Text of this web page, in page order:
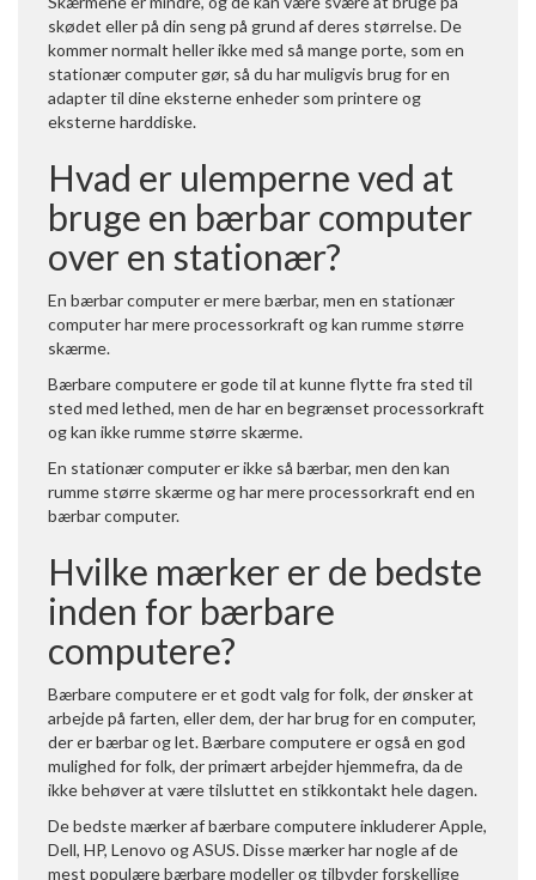
skødet eller på din seng på grund af deres størrelse. De
kommer normalt heller ikke med så mange porte, som en
stationær computer gør, så du har muligvis brug for en
adapter til dine eksterne enheder som printere og
eksterne harddiske.
Hvad er ulemperne ved at
bruge en bærbar computer
over en stationær?
En bærbar computer er mere bærbar, men en stationær
computer har mere processorkraft og kan rumme større
skærme.
Bærbare computere er gode til at kunne flytte fra sted til
sted med lethed, men de har en begrænset processorkraft
og kan ikke rumme større skærme.
En stationær computer er ikke så bærbar, men den kan
rumme større skærme og har mere processorkraft end en
bærbar computer.
Hvilke mærker er de bedste
inden for bærbare
computere?
Bærbare computere er et godt valg for folk, der ønsker at
arbejde på farten, eller dem, der har brug for en computer,
der er bærbar og let. Bærbare computere er også en god
mulighed for folk, der primært arbejder hjemmefra, da de
ikke behøver at være tilsluttet en stikkontakt hele dagen.
De bedste mærker af bærbare computere inkluderer Apple,
Dell, HP, Lenovo og ASUS. Disse mærker har nogle af de
mest populære bærbare modeller og tilbyder forskellige